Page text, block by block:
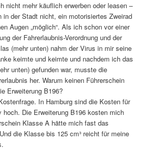
nicht mehr käuflich erwerben oder leasen –
in der Stadt nicht, ein motorisiertes Zweirad
Augen „möglich“. Als ich schon vor einer
der Fahrerlaubnis-Verordnung und der
(mehr unten) nahm der Virus in mir seine
keimte und keimte und nachdem ich das
unten) gefunden war, musste die
her. Warum keinen Führerschein
Erweiterung B196?
In Hamburg sind die Kosten für
hoch. Die Erweiterung B196 kosten mich
Klasse A hätte mich fast das
die Klasse bis 125 cm³ reicht für meine